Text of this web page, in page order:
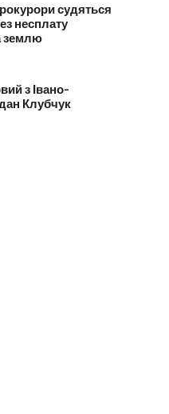
судяться
несплату
землю
з Івано-
Клубчук